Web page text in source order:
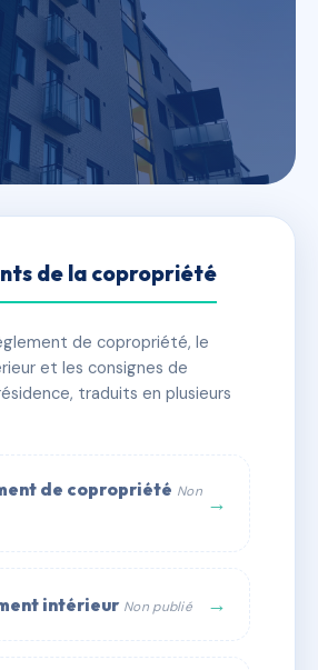
- 69008
69008 Lyon
🏠 39 lots 🏗 1 bâtiment(s)
Digital 💬 WhatsApp
de la copropriété
de copropriété, le
et les consignes de
traduits en plusieurs
de copropriété Non →
intérieur Non publié →